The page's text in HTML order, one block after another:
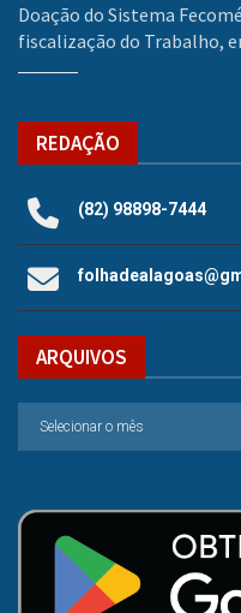
Doação do Sistema
fiscalização do Trabalho,
REDAÇÃO
(82) 98898-7444
ARQUIVOS